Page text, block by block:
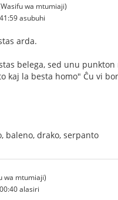
wa mtumiaji)
asubuhi
arda.
belega, sed unu
kaj la besta homo" Ĉu vi
baleno, drako, serpanto
wa mtumiaji)
alasiri